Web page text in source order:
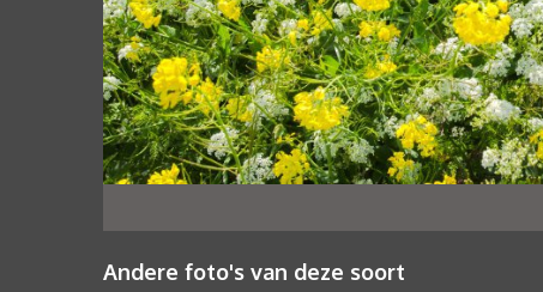
Andere foto's van deze soort